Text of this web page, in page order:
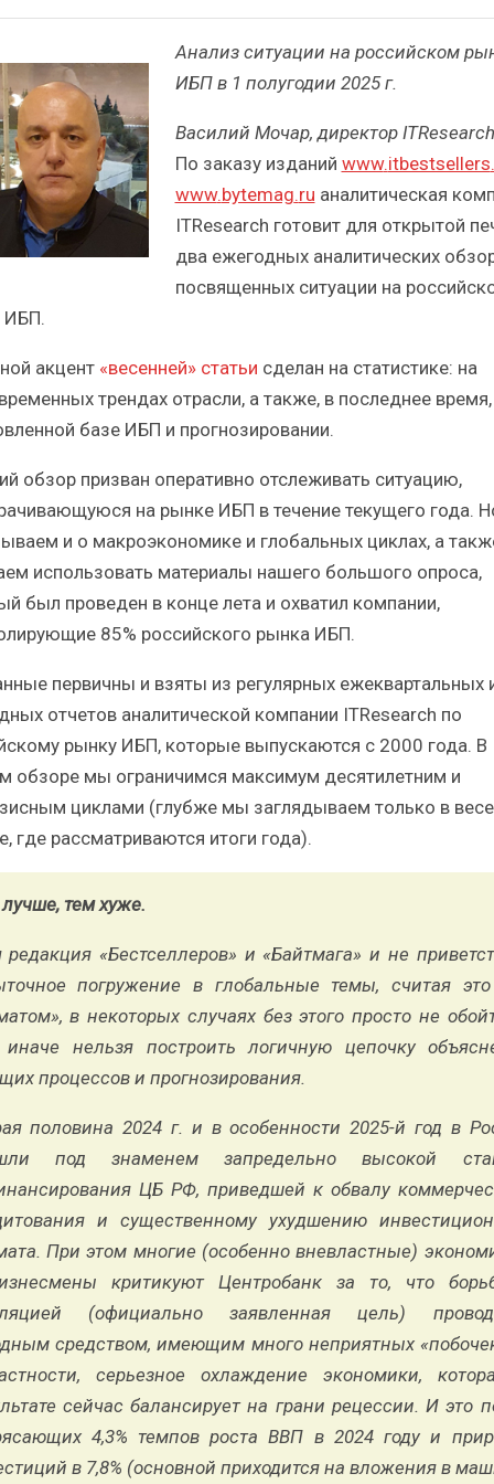
Анализ ситуации на российском
ИБП в 1 полугодии 2025 г.
Василий Мочар, директор ITResearch
По заказу изданий www.itbestsellers.
www.bytemag.ru аналитическая
ITResearch готовит для открытой
два ежегодных аналитических
посвященных ситуации на
ИБП.
акцент «весенней» статьи сделан на статистике: на
трендах отрасли, а также, в последнее
базе ИБП и прогнозировании.
обзор призван оперативно отслеживать ситуацию,
на рынке ИБП в течение текущего года.
и о макроэкономике и глобальных циклах, а
использовать материалы нашего большого опроса,
был проведен в конце лета и охватил компании,
85% российского рынка ИБП.
первичны и взяты из регулярных ежеквартальных
отчетов аналитической компании ITResearch по
рынку ИБП, которые выпускаются с 2000 года. В
обзоре мы ограничимся максимум десятилетним и
циклами (глубже мы заглядываем только в
где рассматриваются итоги года).
тем хуже.
редакция «Бестселлеров» и «Байтмага» и не
погружение в глобальные темы, считая
в некоторых случаях без этого просто не
нельзя построить логичную цепочку
процессов и прогнозирования.
половина 2024 г. и в особенности 2025-й год в
под знаменем запредельно высокой
ЦБ РФ, приведшей к обвалу
и существенному ухудшению
При этом многие (особенно вневластные)
критикуют Центробанк за то, что
(официально заявленная цель)
средством, имеющим много неприятных
серьезное охлаждение экономики,
сейчас балансирует на грани рецессии. И это
4,3% темпов роста ВВП в 2024 году и
в 7,8% (основной приходится на вложения в